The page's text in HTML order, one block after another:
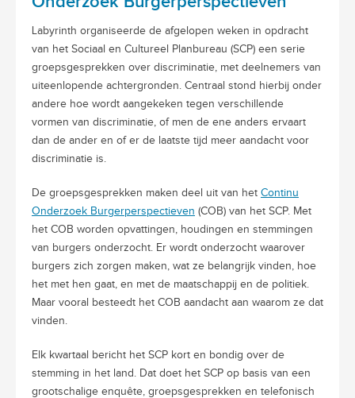
Labyrinth organiseerde de afgelopen weken in opdracht
van het Sociaal en Cultureel Planbureau (SCP) een serie
groepsgesprekken over discriminatie, met deelnemers van
uiteenlopende achtergronden. Centraal stond hierbij onder
andere hoe wordt aangekeken tegen verschillende
vormen van discriminatie, of men de ene anders ervaart
dan de ander en of er de laatste tijd meer aandacht voor
discriminatie is.
De groepsgesprekken maken deel uit van het Continu
Onderzoek Burgerperspectieven (COB) van het SCP. Met
het COB worden opvattingen, houdingen en stemmingen
van burgers onderzocht. Er wordt onderzocht waarover
burgers zich zorgen maken, wat ze belangrijk vinden, hoe
het met hen gaat, en met de maatschappij en de politiek.
Maar vooral besteedt het COB aandacht aan waarom ze dat
vinden.
Elk kwartaal bericht het SCP kort en bondig over de
stemming in het land. Dat doet het SCP op basis van een
grootschalige enquête, groepsgesprekken en telefonisch